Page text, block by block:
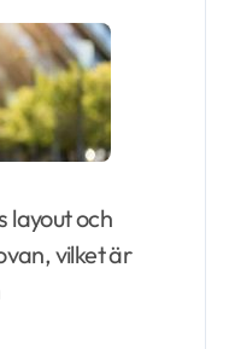
layout och
vilket är